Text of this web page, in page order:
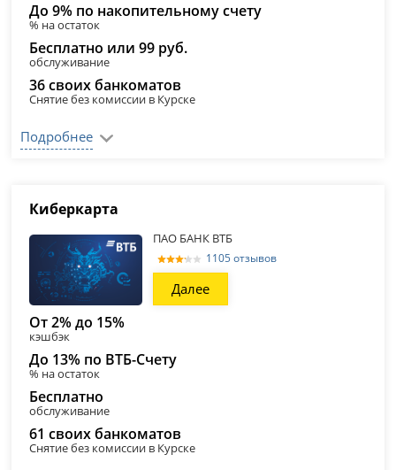
До 9% по накопительному счету
% на остаток
Бесплатно или 99 руб.
обслуживание
36 своих банкоматов
Снятие без комиссии в Курске
Подробнее
Киберкарта
ПАО БАНК ВТБ
1105 отзывов
Далее
От 2% до 15%
кэшбэк
До 13% по ВТБ-Счету
% на остаток
Бесплатно
обслуживание
61 своих банкоматов
Снятие без комиссии в Курске